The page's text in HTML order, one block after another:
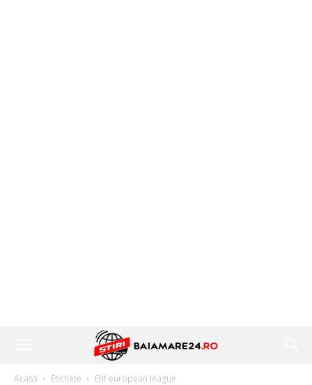
Acasă Etichete Ehf european league